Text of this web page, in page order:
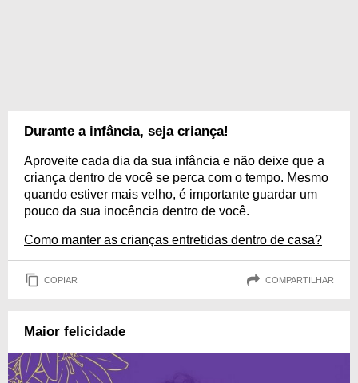
Durante a infância, seja criança!
Aproveite cada dia da sua infância e não deixe que a
criança dentro de você se perca com o tempo. Mesmo
quando estiver mais velho, é importante guardar um
pouco da sua inocência dentro de você.
Como manter as crianças entretidas dentro de casa?
COPIAR COMPARTILHAR
Maior felicidade